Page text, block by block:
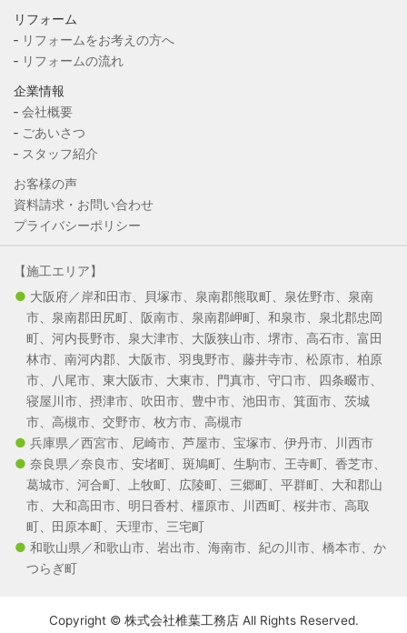
リフォーム
‐ リフォームをお考えの方へ
‐ リフォームの流れ
企業情報
‐ 会社概要
‐ ごあいさつ
‐ スタッフ紹介
お客様の声
資料請求・お問い合わせ
プライバシーポリシー
【施工エリア】
大阪府／岸和田市、貝塚市、泉南郡熊取町、泉佐野市、泉南
市、泉南郡田尻町、阪南市、泉南郡岬町、和泉市、泉北郡忠岡
町、河内長野市、泉大津市、大阪狭山市、堺市、高石市、富田
林市、南河内郡、大阪市、羽曳野市、藤井寺市、松原市、柏原
市、八尾市、東大阪市、大東市、門真市、守口市、四条畷市、
寝屋川市、摂津市、吹田市、豊中市、池田市、箕面市、茨城
市、高槻市、交野市、枚方市、高槻市
兵庫県／西宮市、尼崎市、芦屋市、宝塚市、伊丹市、川西市
奈良県／奈良市、安堵町、斑鳩町、生駒市、王寺町、香芝市、
葛城市、河合町、上牧町、広陵町、三郷町、平群町、大和郡山
市、大和高田市、明日香村、橿原市、川西町、桜井市、高取
町、田原本町、天理市、三宅町
和歌山県／和歌山市、岩出市、海南市、紀の川市、橋本市、か
つらぎ町
Copyright © 株式会社椎葉工務店 All Rights Reserved.